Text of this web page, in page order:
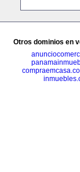
Otros dominios en